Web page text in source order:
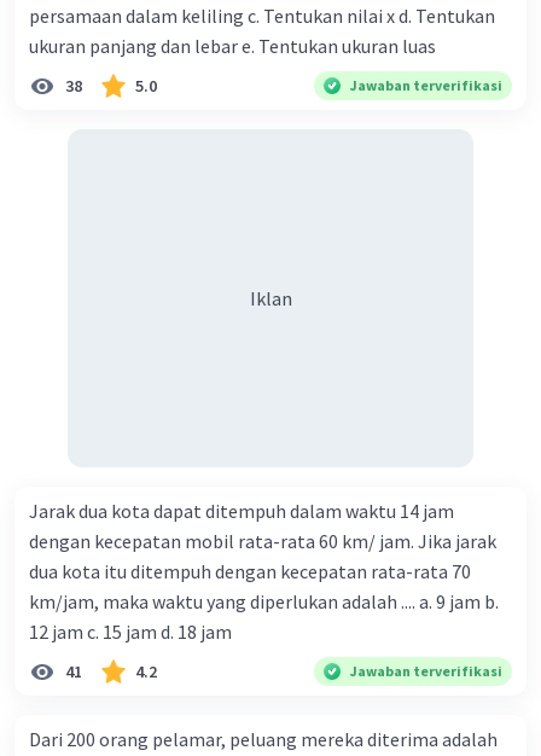
persamaan dalam keliling c. Tentukan nilai x d. Tentukan
ukuran panjang dan lebar e. Tentukan ukuran luas
38 5.0 Jawaban terverifikasi
Iklan
Jarak dua kota dapat ditempuh dalam waktu 14 jam
dengan kecepatan mobil rata-rata 60 km/ jam. Jika jarak
dua kota itu ditempuh dengan kecepatan rata-rata 70
km/jam, maka waktu yang diperlukan adalah .... a. 9 jam b.
12 jam c. 15 jam d. 18 jam
41 4.2 Jawaban terverifikasi
Dari 200 orang pelamar, peluang mereka diterima adalah